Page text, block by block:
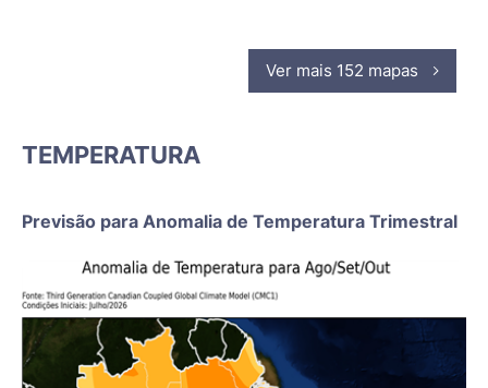
Ver mais 152 mapas
TEMPERATURA
Previsão para Anomalia de Temperatura Trimestral